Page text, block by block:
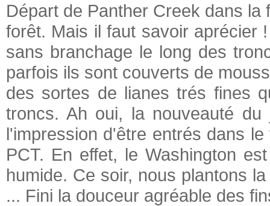
Départ de Panther Creek dans
forêt. Mais il faut savoir aprécier
sans branchage le long des
parfois ils sont couverts de
des sortes de lianes trés fines
troncs. Ah oui, la nouveauté
l'impression d'être entrés dans
PCT. En effet, le Washington
humide. Ce soir, nous plantons
... Fini la douceur agréable des